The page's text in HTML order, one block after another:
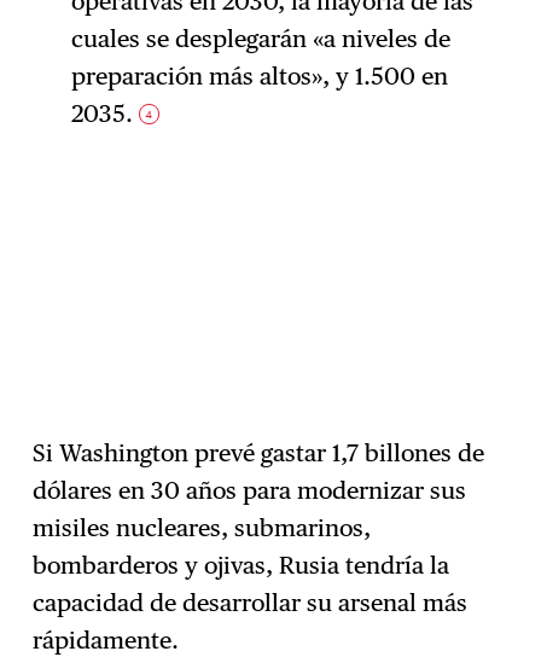
cuales se desplegarán «a niveles de
preparación más altos», y 1.500 en
2035.
4
Si Washington prevé gastar 1,7 billones de
dólares en 30 años para modernizar sus
misiles nucleares, submarinos,
bombarderos y ojivas, Rusia tendría la
capacidad de desarrollar su arsenal más
rápidamente.